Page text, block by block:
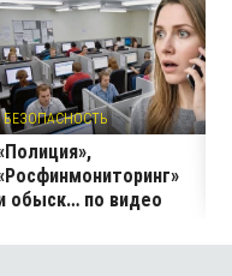
БЕЗОПАСНОСТЬ
обыск… по видео